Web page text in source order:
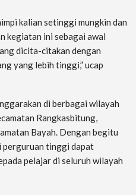
kalian setinggi mungkin dan
kegiatan ini sebagai awal
dicita-citakan dengan
yang lebih tinggi,” ucap
di berbagai wilayah
Rangkasbitung,
Bayah. Dengan begitu
perguruan tinggi dapat
pelajar di seluruh wilayah